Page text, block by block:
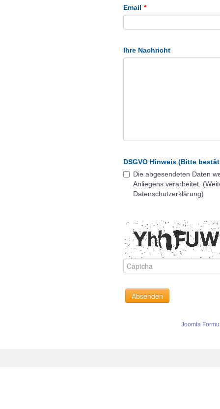
Email *
Ihre Nachricht
DSGVO Hinweis (Bitte
Die abgesendeten Daten
Anliegens verarbeitet.
Datenschutzerklärung)
Absenden
Joomla